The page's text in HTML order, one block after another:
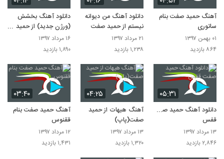
آهنگ حمید صفت بنام
ساتوری
۰۱ بهمن ۱۳۹۷
۸۶۴ بازدید
دانلود آهنگ من دیوانه
نیستم از حمید صفت
۲۱ مرداد ۱۳۹۷
۱,۲۳۸ بازدید
دانلود آهنگ بخشش
(ورژن جدید) از حمید
۱۶ مرداد ۱۳۹۷
۱,۸۹۰ بازدید
۰۵:۳۱
دانلود آهنگ حمید صفت
قفس
۱۳ مرداد ۱۳۹۷
۲,۸۴۶ بازدید
۰۴:۲۵
آهنگ هیهات از حمید
صفت(پاپ)
۱۳ مرداد ۱۳۹۷
۱,۳۲۰ بازدید
۰۳:۴۰
آهنگ حمید صفت بنام
ققنوس
۱۲ مرداد ۱۳۹۷
۱,۴۳۱ بازدید